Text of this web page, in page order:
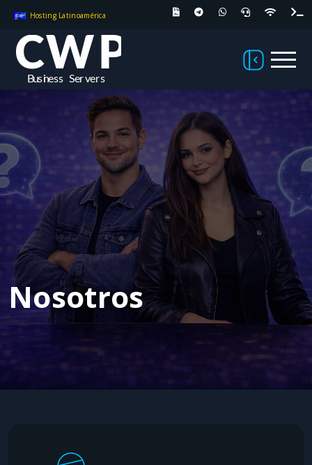
Hosting Latinoamérica
Nosotros